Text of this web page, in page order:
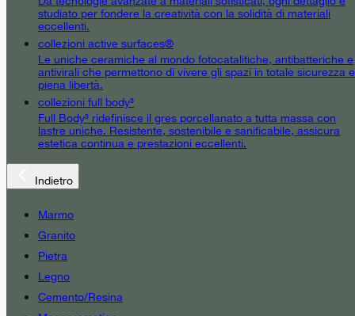
studiato per fondere la creatività con la solidità di materiali
eccellenti.
collezioni active surfaces®
Le uniche ceramiche al mondo fotocatalitiche, antibatteriche e
antivirali che permettono di vivere gli spazi in totale sicurezza e
piena libertà.
collezioni full body³
Full Body³ ridefinisce il gres porcellanato a tutta massa con
lastre uniche. Resistente, sostenibile e sanificabile, assicura
estetica continua e prestazioni eccellenti.
Indietro
Marmo
Granito
Pietra
Legno
Cemento/Resina